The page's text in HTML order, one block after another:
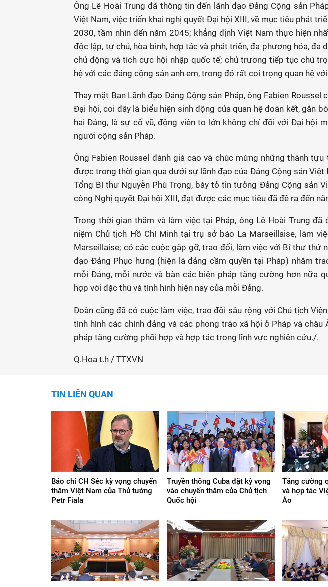
Ông Lê Hoài Trung đã thông tin đến lãnh đạo Đảng Cộng sản
Việt Nam, việc triển khai nghị quyết Đại hội XIII, về mục tiêu phát
2030, tầm nhìn đến năm 2045; khẳng định Việt Nam thực hiện
độc lập, tự chủ, hòa bình, hợp tác và phát triển, đa phương hóa, đa
chủ động và tích cực hội nhập quốc tế; chủ trương tiếp tục chú
hệ với các đảng cộng sản anh em, trong đó rất coi trọng quan hệ
Thay mặt Ban Lãnh đạo Đảng Cộng sản Pháp, ông Fabien
Đại hội, coi đây là biểu hiện sinh động của quan hệ đoàn kết, gắn
hai Đảng, là sự cổ vũ, động viên to lớn không chỉ đối với Đại hội
người cộng sản Pháp.
Ông Fabien Roussel đánh giá cao và chúc mừng những thành
được trong thời gian qua dưới sự lãnh đạo của Đảng Cộng sản
Tổng Bí thư Nguyễn Phú Trọng, bày tỏ tin tưởng Đảng Cộng sản
công Nghị quyết Đại hội XIII, đạt được các mục tiêu đã đề ra đến
Trong thời gian thăm và làm việc tại Pháp, ông Lê Hoài Trung
niệm Chủ tịch Hồ Chí Minh tại trụ sở báo La Marseillaise, làm
Marseillaise; có các cuộc gặp gỡ, trao đổi, làm việc với Bí thư thứ
đạo Đảng Phục hưng (hiện là đảng cầm quyền tại Pháp) nhằm
mỗi Đảng, mỗi nước và bàn các biện pháp tăng cường hơn nữa
hợp với đặc thù và tình hình hiện nay của mỗi Đảng.
Đoàn cũng đã có cuộc làm việc, trao đổi sâu rộng với Chủ tịch
tình hình các chính đảng và các phong trào xã hội ở Pháp và
pháp tăng cường phối hợp và hợp tác trong lĩnh vực nghiên cứu./.
Q.Hoa t.h / TTXVN
TIN LIÊN QUAN
Báo chí CH Séc kỳ vọng chuyến
thăm Việt Nam của Thủ tướng
Petr Fiala
Truyền thông Cuba đặt kỳ vọng
vào chuyến thăm của Chủ tịch
Quốc hội
Tăng cường
và hợp tác
Áo